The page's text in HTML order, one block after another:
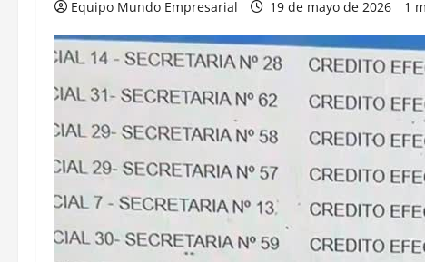
Equipo Mundo Empresarial 19 de mayo de 2026 1